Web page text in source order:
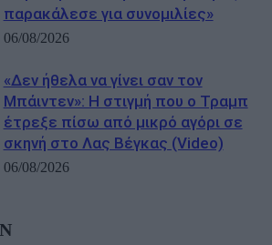
παρακάλεσε για συνομιλίες»
06/08/2026
«Δεν ήθελα να γίνει σαν τον
Μπάιντεν»: Η στιγμή που ο Τραμπ
έτρεξε πίσω από μικρό αγόρι σε
σκηνή στο Λας Βέγκας (Video)
06/08/2026